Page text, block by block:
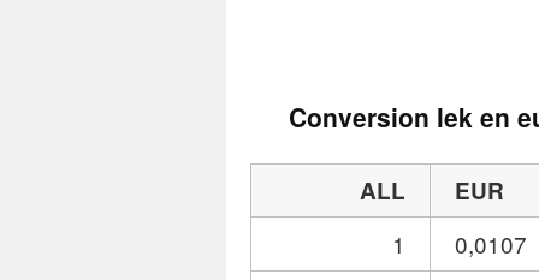
Conversion lek en
ALL
EUR
1
0,0107